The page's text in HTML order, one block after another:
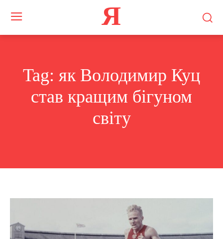
Я
Tag: як Володимир Куц
став кращим бігуном
світу